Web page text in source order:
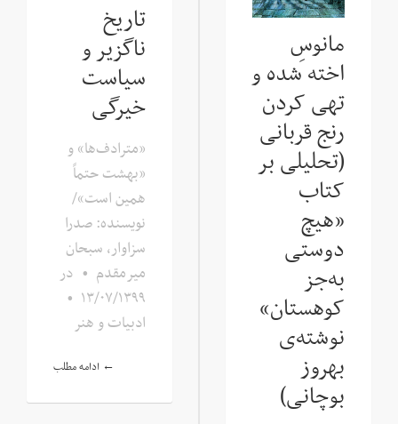
تاریخ
ناگزیر و
سیاست
خیرگی
«مترادف‌ها» و
«بهشت حتماً
همین است»/
نویسنده: صدرا
سزاوار، سبحان
میرمقدم • در
۱۳/۰۷/۱۳۹۹ •
ادبیات و هنر
ادامه مطلب ←
مانوسِ
اخته شده‌ و
تهی کردن
رنج قربانی
(تحلیلی بر
کتاب
«هیچ
دوستی
به‌جز
کوهستان»
نوشته‌ی
بهروز
بوچانی)